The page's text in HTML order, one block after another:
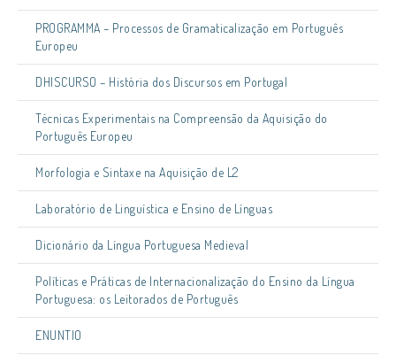
PROGRAMMA – Processos de Gramaticalização em Português
Europeu
DHISCURSO – História dos Discursos em Portugal
Técnicas Experimentais na Compreensão da Aquisição do
Português Europeu
Morfologia e Sintaxe na Aquisição de L2
Laboratório de Linguística e Ensino de Línguas
Dicionário da Língua Portuguesa Medieval
Políticas e Práticas de Internacionalização do Ensino da Língua
Portuguesa: os Leitorados de Português
ENUNTIO